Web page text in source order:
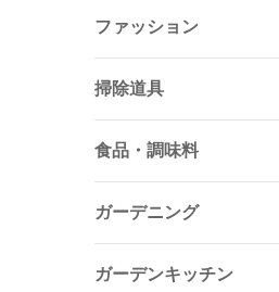
ファッション
掃除道具
食品・調味料
ガーデニング
ガーデンキッチン